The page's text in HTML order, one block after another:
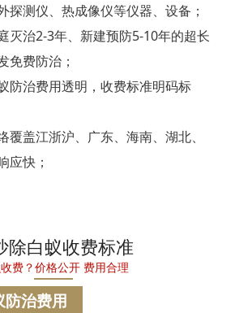
探测仪、热成像仪等仪器、设备；
灭治2-3年、新建预防5-10年的超长
免费防治；
防治费用透明，收费标准明码标
覆盖江浙沪、广东、海南、湖北、
应快；
除白蚁收费标准
费？价格公开 费用合理
防治费用